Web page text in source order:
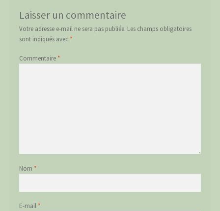
Laisser un commentaire
Votre adresse e-mail ne sera pas publiée. Les champs obligatoires
sont indiqués avec *
Commentaire *
Nom *
E-mail *